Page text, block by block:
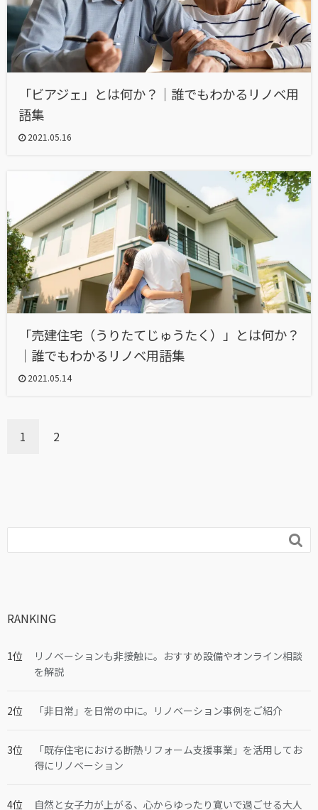
「ビアジェ」とは何か？｜誰でもわかるリノベ用
語集
2021.05.16
「売建住宅（うりたてじゅうたく）」とは何か？
｜誰でもわかるリノベ用語集
2021.05.14
1 2

RANKING
リノベーションも非接触に。おすすめ設備やオンライン相談
を解説
「非日常」を日常の中に。リノベーション事例をご紹介
「既存住宅における断熱リフォーム支援事業」を活用してお
得にリノベーション
自然と女子力が上がる、心からゆったり寛いで過ごせる大人